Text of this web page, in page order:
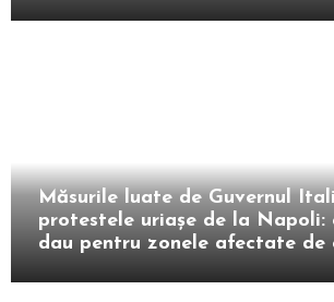
Măsurile luate de Guvernul
protestele uriașe de la Napoli:
dau pentru zonele afectate de